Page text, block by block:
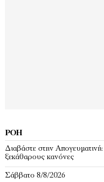
ΡΟΉ
Διαβάστε στην
ξεκάθαρους κανόνες
Σάββατο 8/8/2026